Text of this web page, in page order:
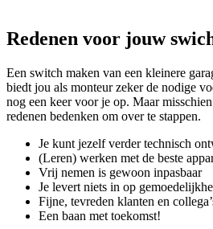
Redenen voor jouw
Een switch maken van een kleinere
biedt jou als monteur zeker de nodige
nog een keer voor je op. Maar
redenen bedenken om over te stappen.
Je kunt jezelf verder technisch
(Leren) werken met de beste
Vrij nemen is gewoon inpasbaar
Je levert niets in op
Fijne, tevreden klanten en
Een baan met toekomst!